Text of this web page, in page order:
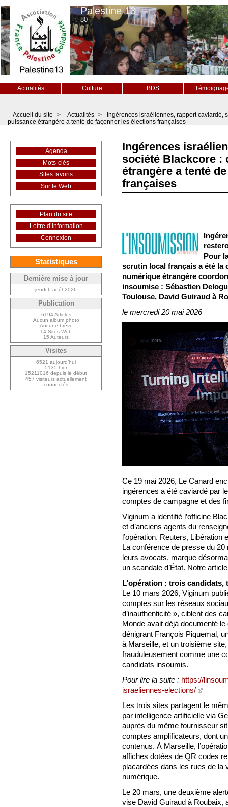
Palestine 13
80
Actualités Culture BDS
Accueil du site > Actualités >
Ingérences israéliennes, rapport caviardé,
puissance étrangère a tenté de façonner les élections françaises
Ingérences
société Blackcore :
étrangère a tenté
françaises
Pour
scrutin local français a été la
numérique étrangère
insoumise : Sébastien
Toulouse, David Guiraud à
le mercredi 20 mai 2026
Ce 19 mai 2026, Le Canard
ingérences a été caviardé par
comptes de campagne et des
Viginum a identifié l’officine
et d’anciens agents du
l’opération. Reuters,
La conférence de presse du
leurs avocats, marque
un scandale d’État. Notre article
L’opération : trois
Le 10 mars 2026, Viginum
comptes sur les réseaux
d’inauthenticité », ciblent des
Monde avait déjà documenté
dénigrant François Piquemal,
à Marseille, et un troisième
frauduleusement comme une
candidats insoumis.
Pour lire la suite : https://
israeliennes-elections/
Les trois sites partagent le
par intelligence artificielle via
auprès du même fournisseur
comptes amplificateurs, dont
contenus. À Marseille,
affiches dotées de QR codes
placardées dans les rues de la
numérique.
Le 20 mars, une deuxième
vise David Guiraud à Roubaix,
Agenda
Mots-clés
Sites favoris
Sur le Web
Plan du site
Lettre d’information
Connexion
Statistiques
Dernière mise à jour
jeudi 6 août 2026
Publication
6194 Articles
Aucun album photo
Aucune brève
14 Sites Web
15 Auteurs
Visites
6521 aujourd’hui
5135 hier
15211016 depuis le début
457 visiteurs actuellement
connectés